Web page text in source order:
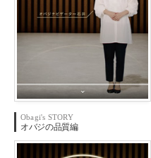
Obagi's STORY
オバジの品質編